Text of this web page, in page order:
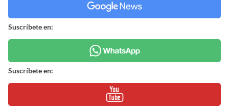
Suscríbete en:
Suscríbete en: